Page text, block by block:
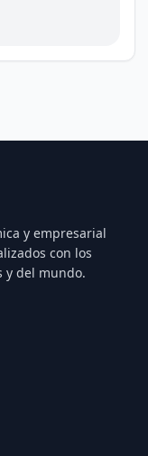
y empresarial
con los
y del mundo.